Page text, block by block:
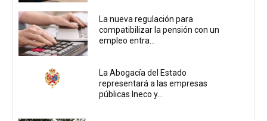
La nueva regulación para
compatibilizar la pensión con un
empleo entra...
La Abogacía del Estado
representará a las empresas
públicas Ineco y...